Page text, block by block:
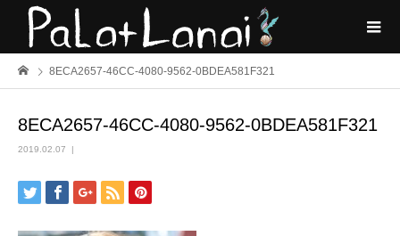
8ECA2657-46CC-4080-9562-0BDEA581F321
8ECA2657-46CC-4080-9562-0BDEA581F321
2019.02.07